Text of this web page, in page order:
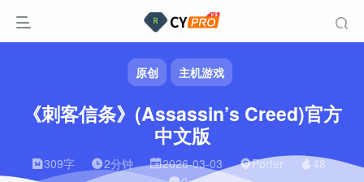
原创 主机游戏
《刺客信条》(Assassin’s Creed)官方
中文版
309字 2分钟 2026-03-03 Porter
48